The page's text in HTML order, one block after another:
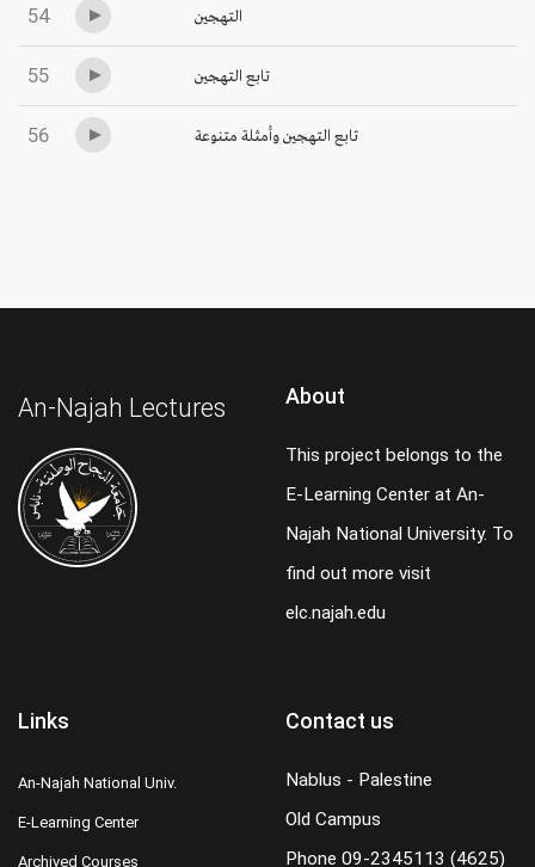
54 التهجين
55 تابع التهجين
56 تابع التهجين وأمثلة متنوعة
An-Najah Lectures About
This project belongs to the
E-Learning Center at An-
Najah National University. To
find out more visit
elc.najah.edu
Links
An-Najah National Univ.
E-Learning Center
Archived Courses
Contact us
Nablus - Palestine
Old Campus
Phone 09-2345113 (4625)